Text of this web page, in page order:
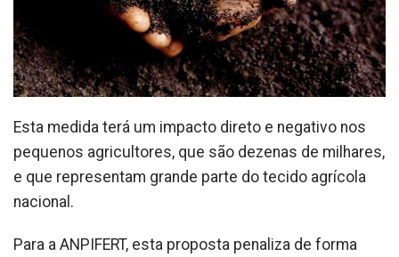
Esta medida terá um impacto direto e negativo nos
pequenos agricultores, que são dezenas de milhares,
e que representam grande parte do tecido agrícola
nacional.
Para a ANPIFERT, esta proposta penaliza de forma